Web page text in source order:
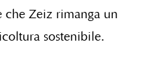
che Zeiz rimanga un
sostenibile.